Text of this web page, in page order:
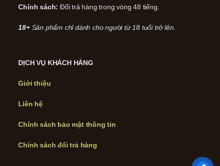
Chính sách: Đổi trả hàng trong vòng 48 tiếng.
18+ Sản phẩm chỉ dành cho người từ 18 tuổi trở lên.
DỊCH VỤ KHÁCH HÀNG
Giới thiệu
Liên hệ
Chính sách bảo mật thông tin
Chính sách đổi trả hàng